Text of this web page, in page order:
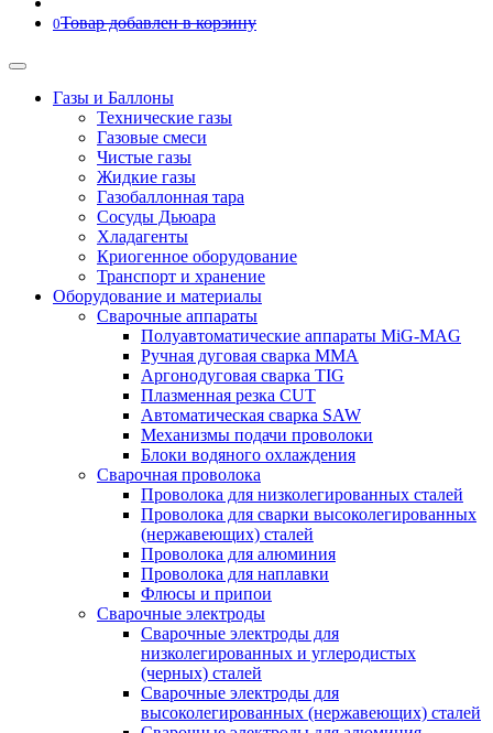
0Товар добавлен в корзину
Газы и Баллоны
Технические газы
Газовые смеси
Чистые газы
Жидкие газы
Газобаллонная тара
Сосуды Дьюара
Хладагенты
Криогенное оборудование
Транспорт и хранение
Оборудование и материалы
Сварочные аппараты
Полуавтоматические аппараты MiG-MAG
Ручная дуговая сварка MMA
Аргонодуговая сварка TIG
Плазменная резка CUT
Автоматическая сварка SAW
Механизмы подачи проволоки
Блоки водяного охлаждения
Сварочная проволока
Проволока для низколегированных сталей
Проволока для сварки высоколегированных
(нержавеющих) сталей
Проволока для алюминия
Проволока для наплавки
Флюсы и припои
Сварочные электроды
Сварочные электроды для
низколегированных и углеродистых
(черных) сталей
Сварочные электроды для
высоколегированных (нержавеющих) сталей